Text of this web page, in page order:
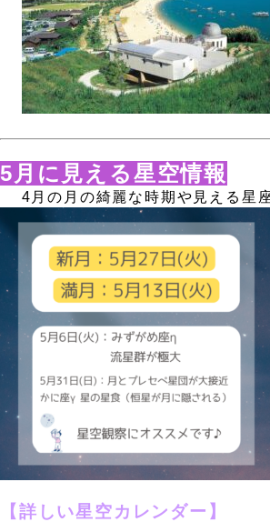
5月に見える星空情報
4月の月の綺麗な時期や見える星
【詳しい星空カレンダー】